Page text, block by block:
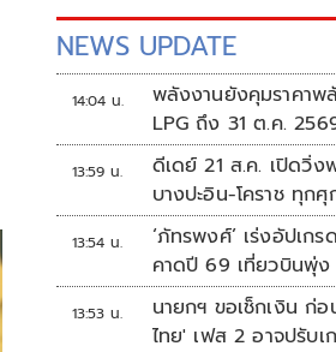
NEWS UPDATE
14:04 น.
พลังงานยังคุมราคาพ
LPG ถึง 31 ต.ค.
13:59 น.
ดีเดย์ 21 ส.ค. เปิดวิ่ง
บางปะอิน-โคราช ทุก
สิ้นปี 69
13:54 น.
‘ภัทรพงศ์’ เร่งอัปเกร
คาดปี 69 เที่ยวบินพุ่ง
13:53 น.
นายกฯ ขอเช็กเงิน ก่
ไทย' เฟส 2 อาจปรับ